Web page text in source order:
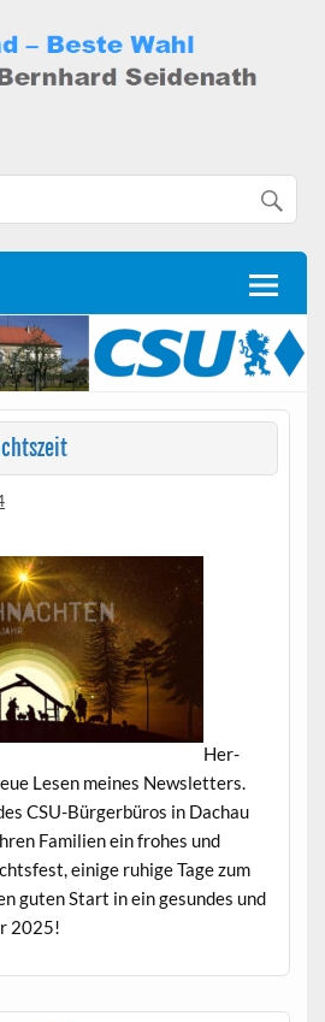
Her­
Lesen meines Newslet­ters.
CSU-Bürg­er­büros in Dachau
Fam­i­lien ein fro­hes und
einige ruhige Tage zum
guten Start in ein gesun­des und
2025!